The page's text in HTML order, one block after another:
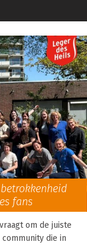
fans
om de juiste
die in